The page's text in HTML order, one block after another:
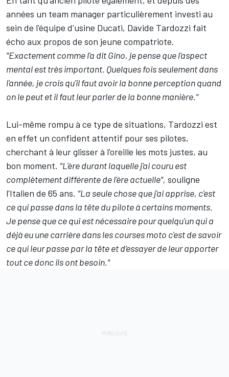
années un team manager particulièrement investi au
sein de l'équipe d'usine Ducati, Davide Tardozzi fait
écho aux propos de son jeune compatriote.
"Exactement comme l'a dit Gino, je pense que l'aspect
mental est très important. Quelques fois seulement dans
l'année, je crois qu'il faut avoir la bonne perception quand
on le peut et il faut leur parler de la bonne manière."
Lui-même rompu à ce type de situations, Tardozzi est
en effet un confident attentif pour ses pilotes,
cherchant à leur glisser à l'oreille les mots justes, au
bon moment. "L'ère durant laquelle j'ai couru est
complètement différente de l'ère actuelle", souligne
l'Italien de 65 ans. "La seule chose que j'ai apprise, c'est
ce qui passe dans la tête du pilote à certains moments.
Je pense que ce qui est nécessaire pour quelqu'un qui a
déjà eu une carrière dans les courses moto c'est de savoir
ce qui leur passe par la tête et d’essayer de leur apporter
tout ce donc ils ont besoin."